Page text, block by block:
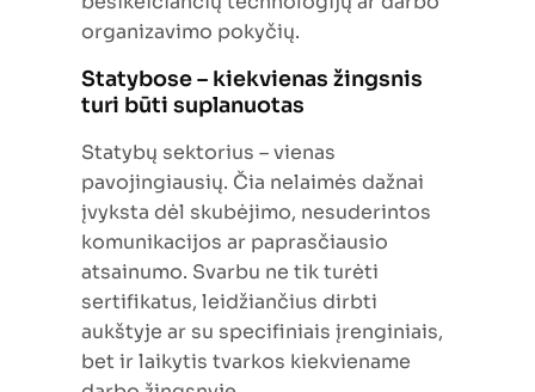
organizavimo pokyčių.
Statybose – kiekvienas žingsnis
turi būti suplanuotas
Statybų sektorius – vienas
pavojingiausių. Čia nelaimės dažnai
įvyksta dėl skubėjimo, nesuderintos
komunikacijos ar paprasčiausio
atsainumo. Svarbu ne tik turėti
sertifikatus, leidžiančius dirbti
aukštyje ar su specifiniais įrenginiais,
bet ir laikytis tvarkos kiekviename